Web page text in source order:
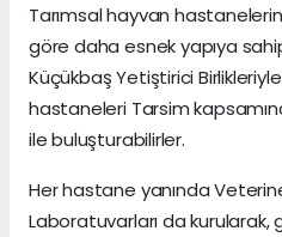
Tarımsal hayvan
göre daha esnek yapıya
Küçükbaş Yetiştirici
hastaneleri Tarsim
ile buluşturabilirler.
Her hastane yanında
Laboratuvarları da kurularak,